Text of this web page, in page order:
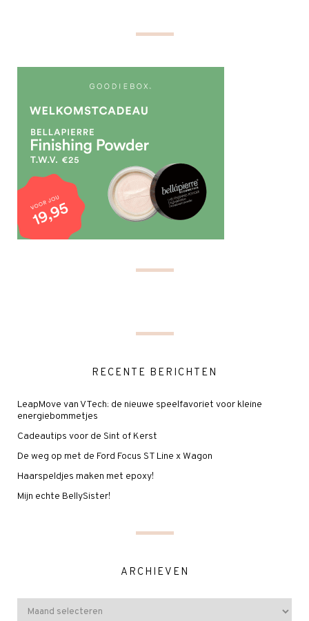
RECENTE BERICHTEN
LeapMove van VTech: de nieuwe speelfavoriet voor kleine
energiebommetjes
Cadeautips voor de Sint of Kerst
De weg op met de Ford Focus ST Line x Wagon
Haarspeldjes maken met epoxy!
Mijn echte BellySister!
ARCHIEVEN